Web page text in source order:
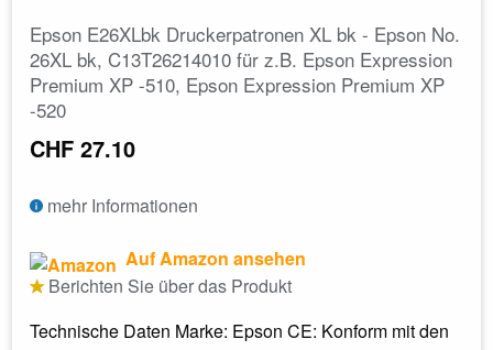
Epson E26XLbk Druckerpatronen XL bk - Epson No.
26XL bk, C13T26214010 für z.B. Epson Expression
Premium XP -510, Epson Expression Premium XP
-520
CHF 27.10
mehr Informationen
Auf Amazon ansehen
Berichten Sie über das Produkt
Technische Daten Marke: Epson CE: Konform mit den